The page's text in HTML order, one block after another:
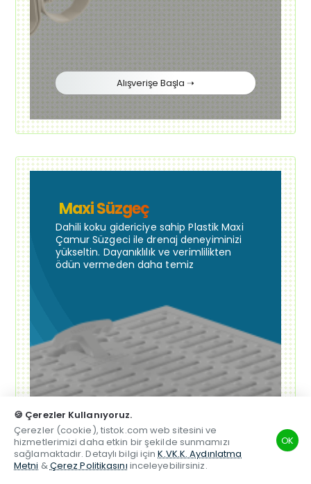
TSM Hesabım Whatsapp Telefon Beğenilen
🍪 Çerezler Kullanıyoruz.
Çerezler (cookie), tistok.com web sitesini ve
hizmetlerimizi daha etkin bir şekilde sunmamızı
sağlamaktadır. Detaylı bilgi içinK.VK.K. Aydınlatma
Metni &Çerez Politikasını inceleyebilirsiniz.
OK
Alışverişe Başla ➝
Maxi Süzgeç
Dahili koku gidericiye sahip Plastik Maxi
Çamur Süzgeci ile drenaj deneyiminizi
yükseltin. Dayanıklılık ve verimlilikten
ödün vermeden daha temiz